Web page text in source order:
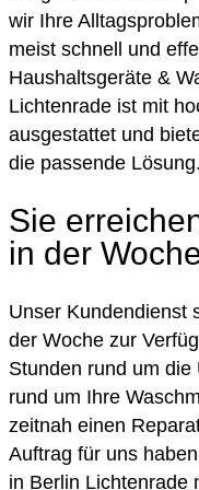
wir Ihre
meist schnell und
Haushaltsgeräte &
Lichtenrade ist mit
ausgestattet und
die passende Lösung.
Sie
in der
Unser Kundendienst
der Woche zur
Stunden rund um die
rund um Ihre
zeitnah einen
Auftrag für uns
in Berlin Lichtenrade